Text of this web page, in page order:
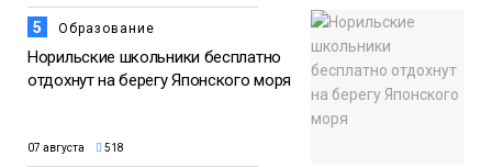
5 Образование
Норильские школьники бесплатно
отдохнут на берегу Японского моря
07 августа 518